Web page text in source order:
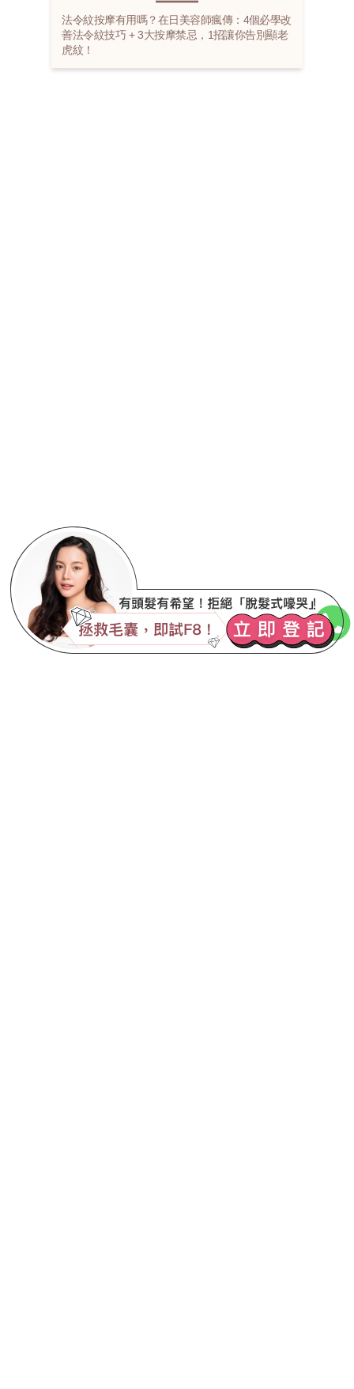
法令紋按摩有用嗎？在日美容師瘋傳：4個必學改
善法令紋技巧 + 3大按摩禁忌，1招讓你告別顯老
虎紋！